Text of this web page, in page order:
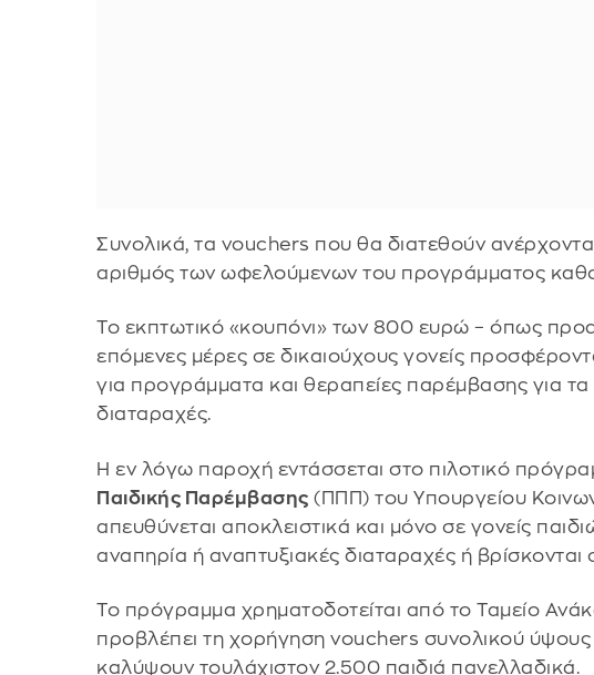
Συνολικά, τα vouchers που θα διατεθούν
αριθμός των ωφελούμενων του προγράμματος
Το εκπτωτικό «κουπόνι» των 800 ευρώ – όπως
επόμενες μέρες σε δικαιούχους γονείς
για προγράμματα και θεραπείες παρέμβασης για τα
διαταραχές.
Η εν λόγω παροχή εντάσσεται στο πιλοτικό
Παιδικής Παρέμβασης (ΠΠΠ) του Υπουργείου
απευθύνεται αποκλειστικά και μόνο σε γονείς
αναπηρία ή αναπτυξιακές διαταραχές ή
Το πρόγραμμα χρηματοδοτείται από το Ταμείο
προβλέπει τη χορήγηση vouchers συνολικού ύψους
καλύψουν τουλάχιστον 2.500 παιδιά πανελλαδικά.